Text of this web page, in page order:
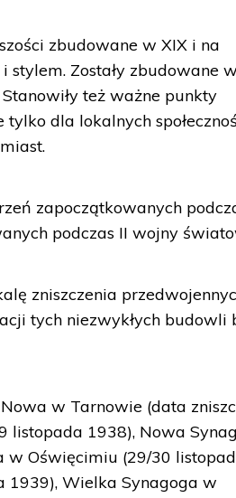
zbudowane w XIX i na
stylem. Zostały zbudowane w
też ważne punkty
dla lokalnych
zapoczątkowanych
podczas II wojny
zniszczenia
tych niezwykłych budowli
w Tarnowie (data
listopada 1938), Nowa
w Oświęcimiu (29/30
1939), Wielka Synagoga w